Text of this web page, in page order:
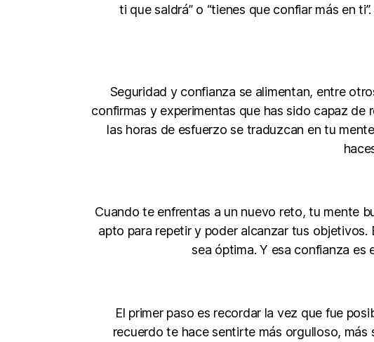
ti que saldrá” o “tienes que confiar más en
Seguridad y confianza se alimentan, entre
confirmas y experimentas que has sido capaz
las horas de esfuerzo se traduzcan en tu
Cuando te enfrentas a un nuevo reto, tu mente
apto para repetir y poder alcanzar tus
sea óptima. Y esa confianza es
El primer paso es recordar la vez que fue
recuerdo te hace sentirte más orgulloso,